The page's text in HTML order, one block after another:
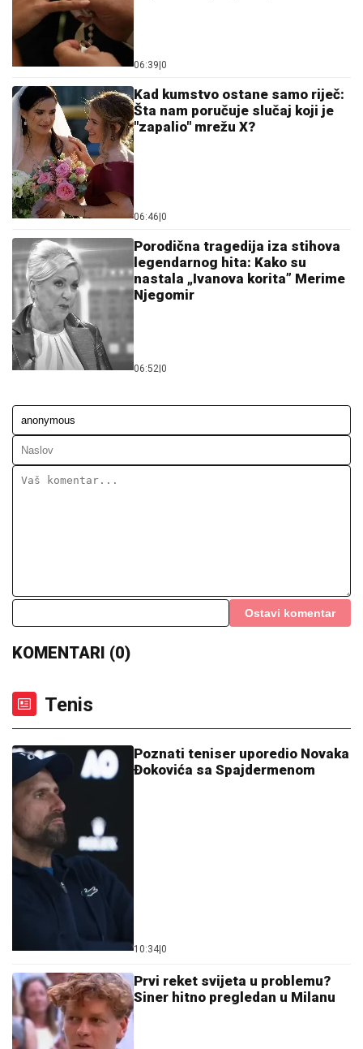
06:39|0
Kad kumstvo ostane samo riječ:
Šta nam poručuje slučaj koji je
"zapalio" mrežu X?
06:46|0
Porodična tragedija iza stihova
legendarnog hita: Kako su
nastala „Ivanova korita” Merime
Njegomir
06:52|0
Ostavi komentar
KOMENTARI (0)
Tenis
Poznati teniser uporedio Novaka
Đokovića sa Spajdermenom
10:34|0
Prvi reket svijeta u problemu?
Siner hitno pregledan u Milanu